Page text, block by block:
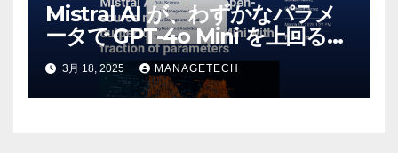
Mistral AI が、わずかなパラメ
ータで GPT-4o Mini を上回る新
しいオープンソース モデルをリ
リース | VentureBeat
3月 18, 2025 MANAGETECH